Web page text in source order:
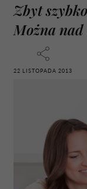
Zbyt
Można
22 LISTOPADA 2013